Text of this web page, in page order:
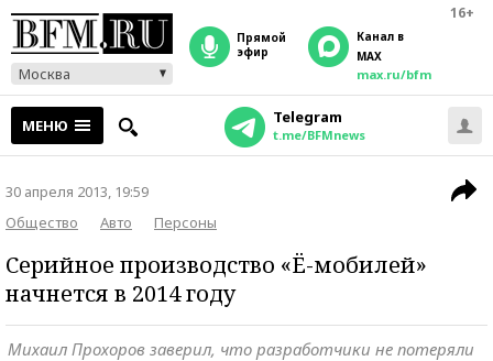
16+
Москва
прямой
эфир
Канал в
MAX
max.ru/bfm
МЕНЮ Telegram
t.me/BFMnews
30 апреля 2013, 19:59
Общество
Авто Персоны
Серийное производство «Ё-мобилей»
начнется в 2014 году
Михаил Прохоров заверил, что разработчики не потеряли